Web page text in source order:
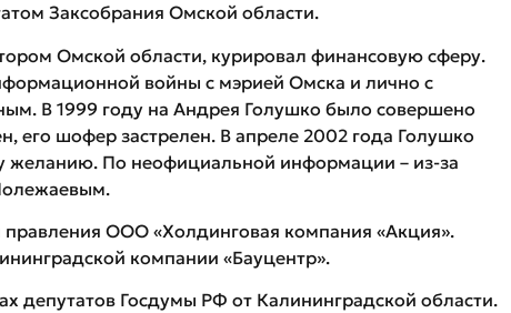
Заксобрания Омской области.
Омской области, курировал финансовую сферу.
войны с мэрией Омска и лично с
В 1999 году на Андрея Голушко было совершено
его шофер застрелен. В апреле 2002 года Голушко
желанию. По неофициальной информации – из-за
ООО «Холдинговая компания «Акция».
компании «Бауцентр».
депутатов Госдумы РФ от Калининградской области.